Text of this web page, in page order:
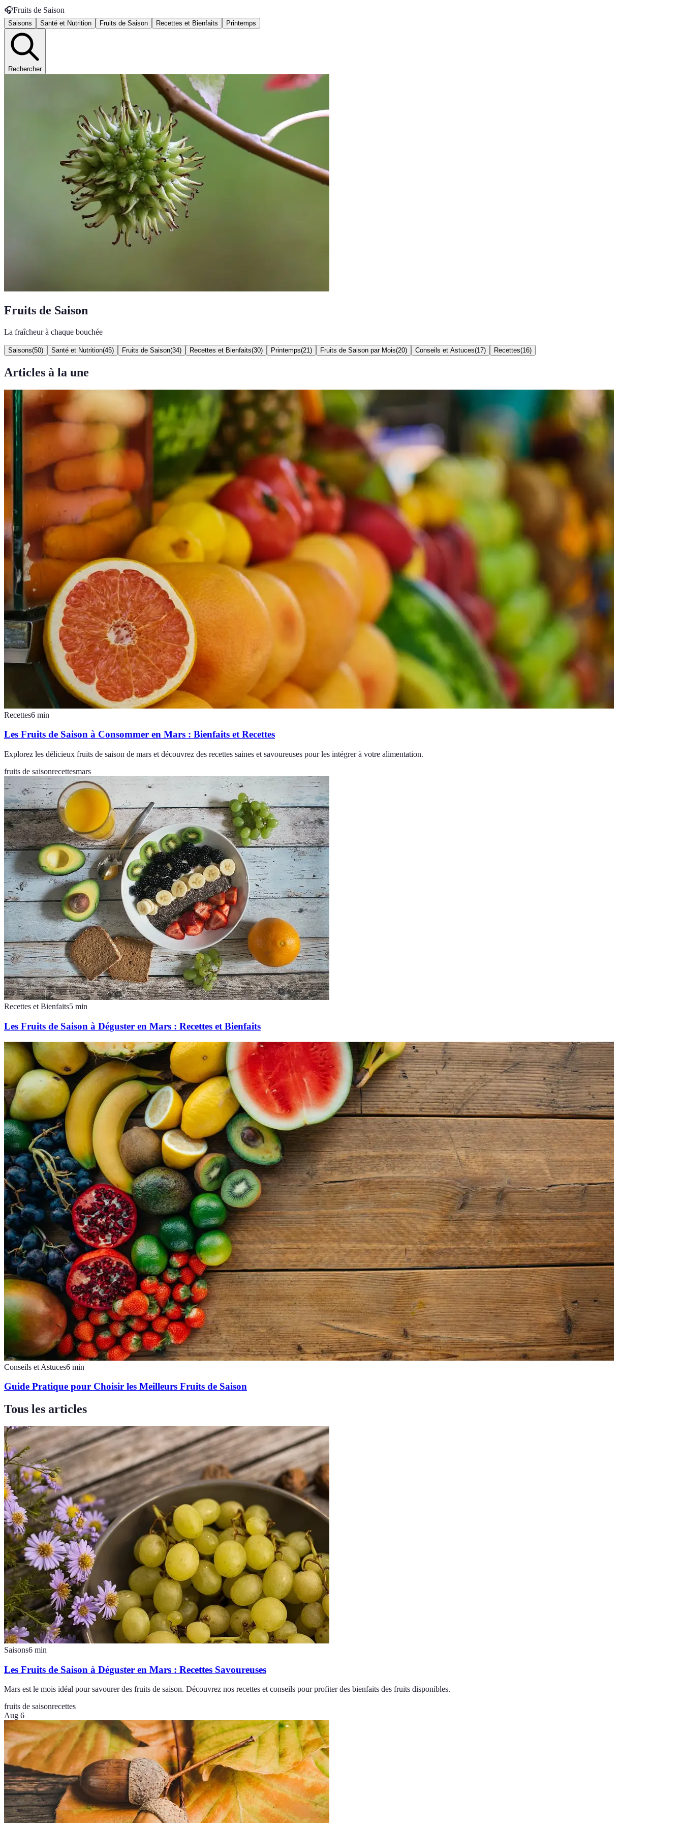
🎧Fruits de Saison
Saisons Santé et Nutrition Fruits de Saison Recettes et Bienfaits Printemps
Rechercher
Fruits de Saison
La fraîcheur à chaque bouchée
Saisons(50) Santé et Nutrition(45) Fruits de Saison(34) Recettes et Bienfaits(30) Printemps(21 ) Fruits de Saison par Mois(20) Conseils et Astuces(17) Recettes(16)
Articles à la une
Recettes6 min
Les Fruits de Saison à Consommer en Mars : Bienfaits et Recettes
Explorez les délicieux fruits de saison de mars et découvrez des recettes saines et savoureuses pour les intégrer à votre alimentation.
fruits de saisonrecettesmars
Recettes et Bienfaits5 min
Les Fruits de Saison à Déguster en Mars : Recettes et Bienfaits
Conseils et Astuces6 min
Guide Pratique pour Choisir les Meilleurs Fruits de Saison
Tous les articles
Saisons6 min
Les Fruits de Saison à Déguster en Mars : Recettes Savoureuses
Mars est le mois idéal pour savourer des fruits de saison. Découvrez nos recettes et conseils pour profiter des bienfaits des fruits disponibles.
fruits de saisonrecettes
Aug 6